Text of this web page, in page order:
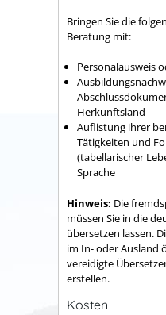
Bringen Sie die
Beratung mit:
Personalausweis
Herkunftsland
Auflistung ihrer
Tätigkeiten und
(tabellarischer
Sprache
Hinweis: Die
müssen Sie in die
übersetzen lassen.
im In- oder Ausland
vereidigte
erstellen.
Kosten